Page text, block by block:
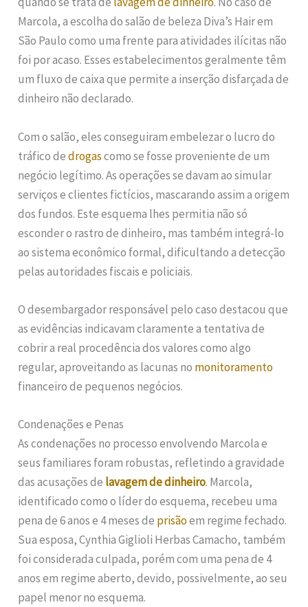
Marcola, a escolha do salão de beleza Diva’s Hair em
São Paulo como uma frente para atividades ilícitas não
foi por acaso. Esses estabelecimentos geralmente têm
um fluxo de caixa que permite a inserção disfarçada de
dinheiro não declarado.
Com o salão, eles conseguiram embelezar o lucro do
tráfico dedrogascomo se fosse proveniente de um
negócio legítimo. As operações se davam ao simular
serviços e clientes fictícios, mascarando assim a origem
dos fundos. Este esquema lhes permitia não só
esconder o rastro de dinheiro, mas também integrá-lo
ao sistema econômico formal, dificultando a detecção
pelas autoridades fiscais e policiais.
O desembargador responsável pelo caso destacou que
as evidências indicavam claramente a tentativa de
cobrir a real procedência dos valores como algo
regular, aproveitando as lacunas no monitoramento
financeiro de pequenos negócios.
Condenações e Penas
As condenações no processo envolvendo Marcola e
seus familiares foram robustas, refletindo a gravidade
das acusações de lavagem de dinheiro. Marcola,
identificado como o líder do esquema, recebeu uma
pena de 6 anos e 4 meses de prisãoem regime fechado.
Sua esposa, Cynthia Giglioli Herbas Camacho, também
foi considerada culpada, porém com uma pena de 4
anos em regime aberto, devido, possivelmente, ao seu
papel menor no esquema.